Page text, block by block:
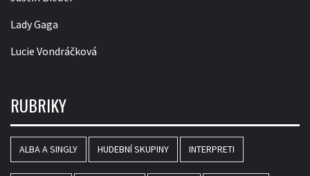
Lady Gaga
Lucie Vondráčková
RUBRIKY
ALBA A SINGLY HUDEBNÍ SKUPINY INTERPRETI